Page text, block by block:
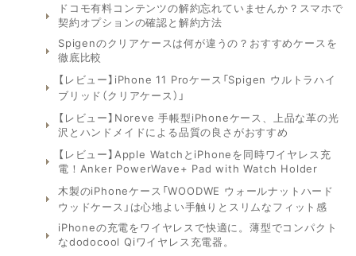
ドコモ有料コンテンツの解約忘れていませんか？スマホで
契約オプションの確認と解約方法
Spigenのクリアケースは何が違うの？おすすめケースを
徹底比較
【レビュー】iPhone 11 Proケース「Spigen ウルトラハイ
ブリッド（クリアケース）」
【レビュー】Noreve 手帳型iPhoneケース、上品な革の光
沢とハンドメイドによる品質の良さがおすすめ
【レビュー】Apple WatchとiPhoneを同時ワイヤレス充
電！Anker PowerWave+ Pad with Watch Holder
木製のiPhoneケース「WOODWE ウォールナットハード
ウッドケース」は心地よい手触りとスリムなフィット感
iPhoneの充電をワイヤレスで快適に。薄型でコンパクト
なdodocool Qiワイヤレス充電器。